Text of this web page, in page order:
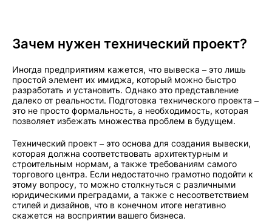
Зачем нужен технический проект?
Иногда предприятиям кажется, что вывеска – это лишь
простой элемент их имиджа, который можно быстро
разработать и установить. Однако это представление
далеко от реальности. Подготовка технического проекта –
это не просто формальность, а необходимость, которая
позволяет избежать множества проблем в будущем.
Технический проект – это основа для создания вывески,
которая должна соответствовать архитектурным и
строительным нормам, а также требованиям самого
торгового центра. Если недостаточно грамотно подойти к
этому вопросу, то можно столкнуться с различными
юридическими преградами, а также с несоответствием
стилей и дизайнов, что в конечном итоге негативно
скажется на восприятии вашего бизнеса.